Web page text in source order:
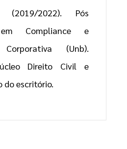
(2019/2022). Pós
Compliance e
Corporativa (Unb).
Direito Civil e
escritório.